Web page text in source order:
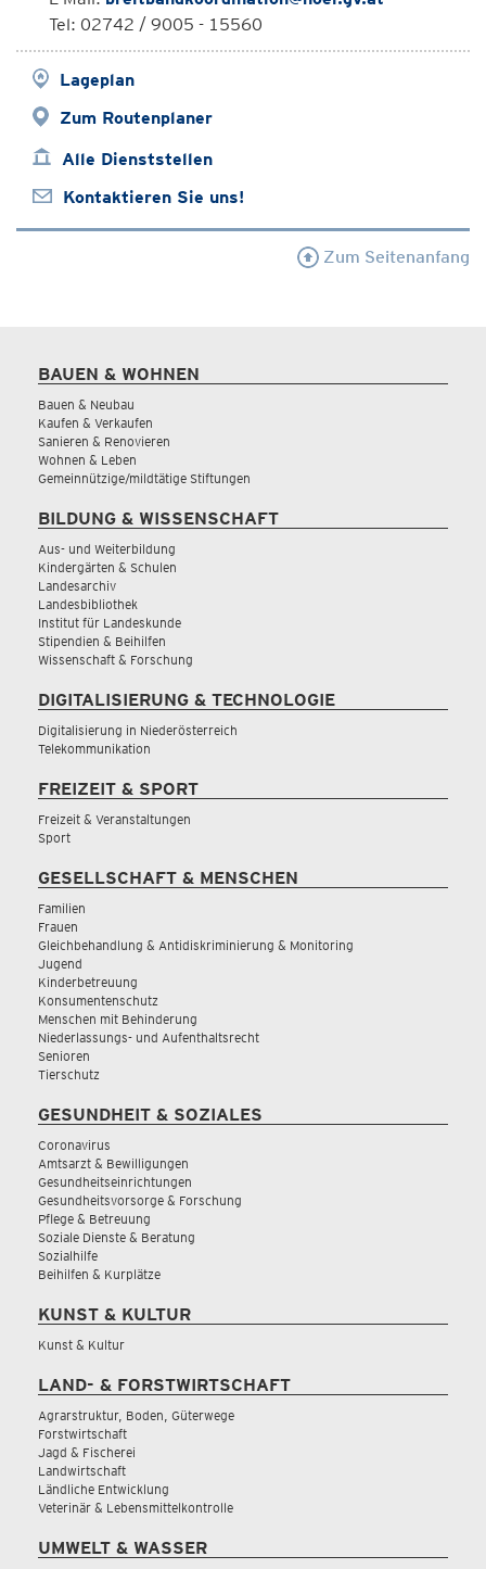
Tel: 02742 / 9005 - 15560
Lageplan
Zum Routenplaner
Alle Dienststellen
Kontaktieren Sie uns!
Zum Seitenanfang
BAUEN & WOHNEN
Bauen & Neubau
Kaufen & Verkaufen
Sanieren & Renovieren
Wohnen & Leben
Gemeinnützige/mildtätige Stiftungen
BILDUNG & WISSENSCHAFT
Aus- und Weiterbildung
Kindergärten & Schulen
Landesarchiv
Landesbibliothek
Institut für Landeskunde
Stipendien & Beihilfen
Wissenschaft & Forschung
DIGITALISIERUNG & TECHNOLOGIE
Digitalisierung in Niederösterreich
Telekommunikation
FREIZEIT & SPORT
Freizeit & Veranstaltungen
Sport
GESELLSCHAFT & MENSCHEN
Familien
Frauen
Gleichbehandlung & Antidiskriminierung & Monitoring
Jugend
Kinderbetreuung
Konsumentenschutz
Menschen mit Behinderung
Niederlassungs- und Aufenthaltsrecht
Senioren
Tierschutz
GESUNDHEIT & SOZIALES
Coronavirus
Amtsarzt & Bewilligungen
Gesundheitseinrichtungen
Gesundheitsvorsorge & Forschung
Pflege & Betreuung
Soziale Dienste & Beratung
Sozialhilfe
Beihilfen & Kurplätze
KUNST & KULTUR
Kunst & Kultur
LAND- & FORSTWIRTSCHAFT
Agrarstruktur, Boden, Güterwege
Forstwirtschaft
Jagd & Fischerei
Landwirtschaft
Ländliche Entwicklung
Veterinär & Lebensmittelkontrolle
UMWELT & WASSER